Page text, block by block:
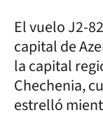
El vuelo J2-
capital de
la capital
Chechenia,
estrelló